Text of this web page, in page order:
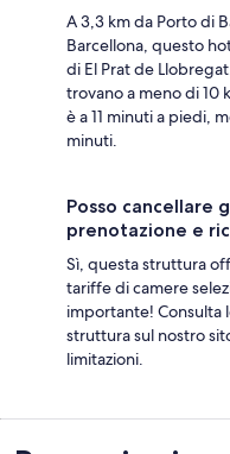
A 3,3 km da Porto di
Barcellona, questo
di El Prat de
trovano a meno di 10
è a 11 minuti a piedi,
minuti.
Posso cancellare
prenotazione e
Sì, questa struttura
tariffe di camere
importante! Consulta
struttura sul nostro
limitazioni.